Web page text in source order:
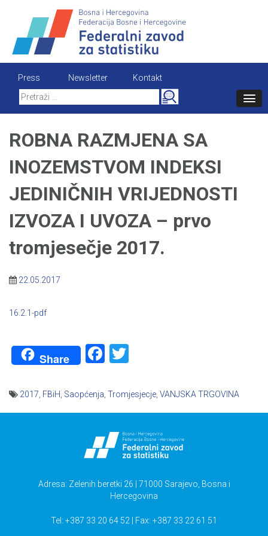
content
Press Newsletter
Kontakt
Search
for:
ROBNA RAZMJENA SA
INOZEMSTVOM INDEKSI
JEDINIČNIH VRIJEDNOSTI
IZVOZA I UVOZA – prvo
tromjesečje 2017.
22.05.2017
16.2.1-pdf
Share Facebook
2017 FBiH Saopćenja Tromjesjecje VANJSKA TRGOVINA
Adresa: Zelenih beretki 26 | 71000 Sarajevo, Bosna i
Hercegovina
Tel: +387 33 20 64 52 | Fax: +387 33 22 61 51